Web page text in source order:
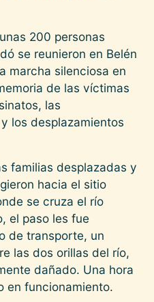
200 personas
se reunieron en Belén
marcha silenciosa en
de las víctimas
las
los desplazamientos
familias desplazadas y
hacia el sitio
se cruza el río
el paso les fue
de transporte, un
las dos orillas del río,
dañado. Una hora
en funcionamiento.